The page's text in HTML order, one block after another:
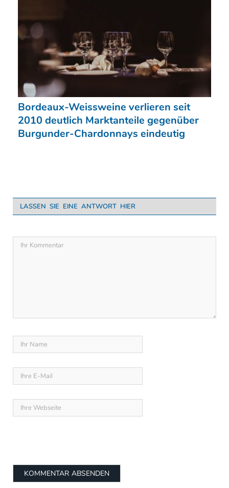
Bordeaux-Weissweine verlieren seit
2010 deutlich Marktanteile gegenüber
Burgunder-Chardonnays eindeutig
LASSEN SIE EINE ANTWORT HIER